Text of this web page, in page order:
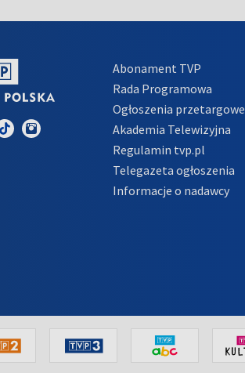
Abonament TVP
Rada Programowa
Ogłoszenia przetargowe
Akademia Telewizyjna
Regulamin tvp.pl
Telegazeta ogłoszenia
Informacje o nadawcy